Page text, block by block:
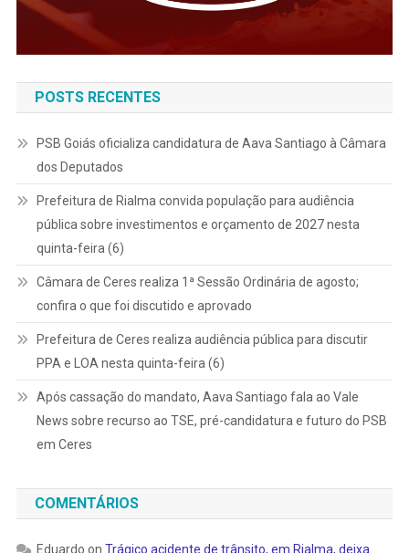
POSTS RECENTES
PSB Goiás oficializa candidatura de Aava Santiago à Câmara
dos Deputados
Prefeitura de Rialma convida população para audiência
pública sobre investimentos e orçamento de 2027 nesta
quinta-feira (6)
Câmara de Ceres realiza 1ª Sessão Ordinária de agosto;
confira o que foi discutido e aprovado
Prefeitura de Ceres realiza audiência pública para discutir
PPA e LOA nesta quinta-feira (6)
Após cassação do mandato, Aava Santiago fala ao Vale
News sobre recurso ao TSE, pré-candidatura e futuro do PSB
em Ceres
COMENTÁRIOS
Eduardo on Trágico acidente de trânsito, em Rialma, deixa